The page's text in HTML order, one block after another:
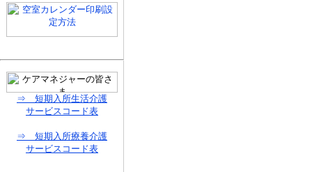
⇒ 短期入所生活介護
サービスコード表
⇒ 短期入所療養介護
サービスコード表